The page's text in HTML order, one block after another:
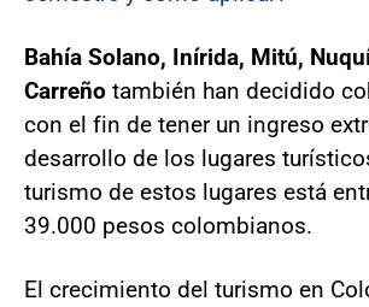
Bahía Solano, Inírida, Mitú,
Carreño también han decidido
con el fin de tener un ingreso
desarrollo de los lugares
turismo de estos lugares está
39.000 pesos colombianos.
El crecimiento del turismo en